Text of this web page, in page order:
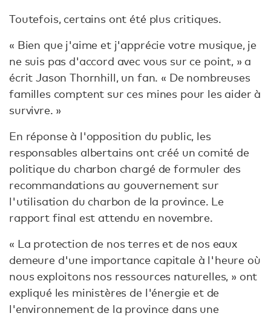
Toutefois, certains ont été plus critiques.
« Bien que j'aime et j'apprécie votre musique, je
ne suis pas d'accord avec vous sur ce point, » a
écrit Jason Thornhill, un fan. « De nombreuses
familles comptent sur ces mines pour les aider à
survivre. »
En réponse à l'opposition du public, les
responsables albertains ont créé un comité de
politique du charbon chargé de formuler des
recommandations au gouvernement sur
l'utilisation du charbon de la province. Le
rapport final est attendu en novembre.
« La protection de nos terres et de nos eaux
demeure d'une importance capitale à l'heure où
nous exploitons nos ressources naturelles, » ont
expliqué les ministères de l'énergie et de
l'environnement de la province dans une